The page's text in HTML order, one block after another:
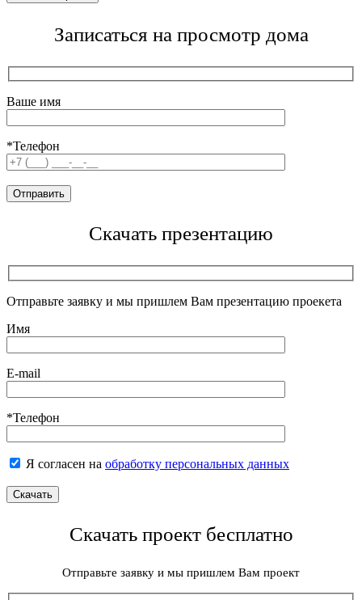
Записаться на просмотр дома
Ваше имя
*Телефон
Скачать презентацию
Отправьте заявку и мы пришлем Вам презентацию проекета
Имя
E-mail
*Телефон
Я согласен на обработку персональных данных
Скачать проект бесплатно
Отправьте заявку и мы пришлем Вам проект